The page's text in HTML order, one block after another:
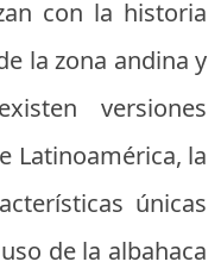
con la historia
la zona andina y
versiones
Latinoamérica, la
únicas
de la albahaca